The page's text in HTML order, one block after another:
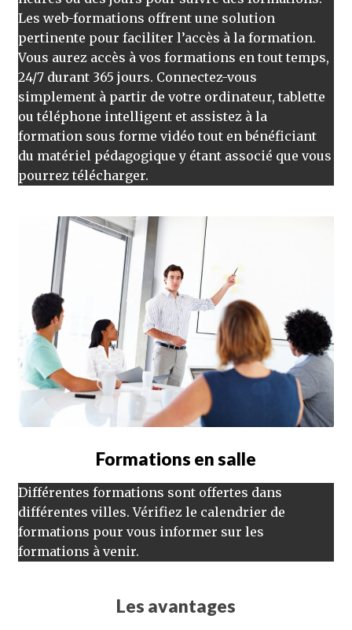
Les web-formations offrent une solution
pertinente pour faciliter l’accès à la formation.
Vous aurez accès à vos formations en tout temps,
24/7 durant 365 jours. Connectez-vous
simplement à partir de votre ordinateur, tablette
ou téléphone intelligent et assistez à la
formation sous forme vidéo tout en bénéficiant
du matériel pédagogique y étant associé que vous
pourrez télécharger.
Formations en salle
Différentes formations sont offertes dans
différentes villes. Vérifiez le calendrier de
formations pour vous informer sur les
formations à venir.
Les avantages